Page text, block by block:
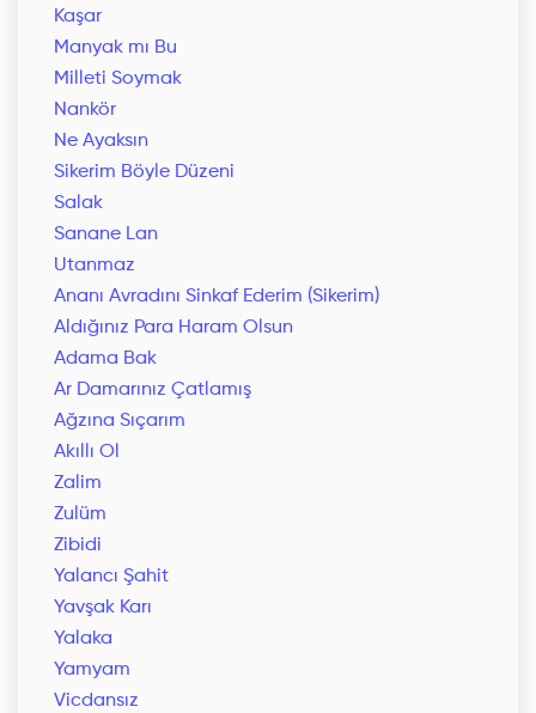
Kaşar
Manyak mı Bu
Milleti Soymak
Nankör
Ne Ayaksın
Sikerim Böyle Düzeni
Salak
Sanane Lan
Utanmaz
Ananı Avradını Sinkaf Ederim (Sikerim)
Aldığınız Para Haram Olsun
Adama Bak
Ar Damarınız Çatlamış
Ağzına Sıçarım
Akıllı Ol
Zalim
Zulüm
Zibidi
Yalancı Şahit
Yavşak Karı
Yalaka
Yamyam
Vicdansız